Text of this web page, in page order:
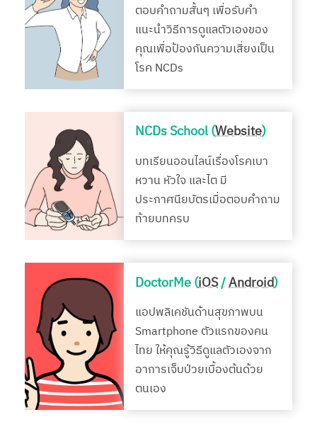
ตอบคำถามสั้นๆ เพื่อรับคำ
แนะนำวิธีการดูแลตัวเองของ
คุณเพื่อป้องกันความเสี่ยงเป็น
โรค NCDs
NCDs School (Website)
บทเรียนออนไลน์เรื่องโรคเบา
หวาน หัวใจ และไต มี
ประกาศนียบัตรเมื่อตอบคำถาม
ท้ายบทครบ
DoctorMe (iOS/Android)
แอปพลิเคชันด้านสุขภาพบน
Smartphone ตัวแรกของคน
ไทย ให้คุณรู้วิธีดูแลตัวเองจาก
อาการเจ็บป่วยเบื้องต้นด้วย
ตนเอง